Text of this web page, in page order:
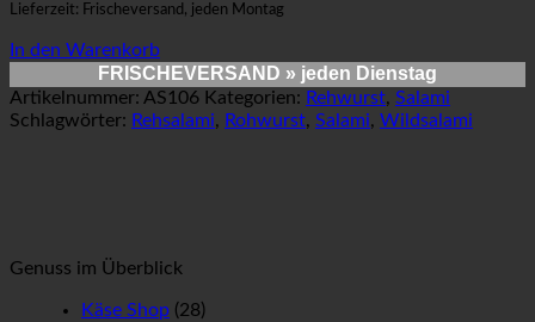
Lieferzeit: Frischeversand, jeden Montag
In den Warenkorb
FRISCHEVERSAND » jeden Dienstag
Artikelnummer: AS106 Kategorien: Rehwurst, Salami
Schlagwörter: Rehsalami, Rohwurst, Salami, Wildsalami
Genuss im Überblick
Käse Shop (28)